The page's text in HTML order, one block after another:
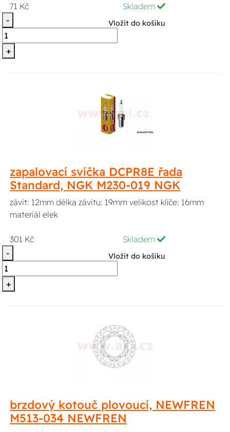
71 Kč
Skladem
-
+
Vložit do košíku
zapalovací svíčka DCPR8E řada
Standard, NGK M230-019 NGK
závit: 12mm délka závitu: 19mm velikost klíče: 16mm
materiál elek
301 Kč
Skladem
-
+
Vložit do košíku
brzdový kotouč plovoucí, NEWFREN
M513-034 NEWFREN